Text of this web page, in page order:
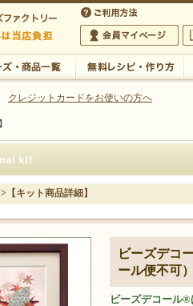
専門店
ファクトリー 5,000円以上のご注文で送料
ご注文で送料は当店が負担いたします
会員マイページ
クレジットカードをお使いの方へ
【キット商品詳細】
ビーズデコ
ール便不可）
ビーズデコール